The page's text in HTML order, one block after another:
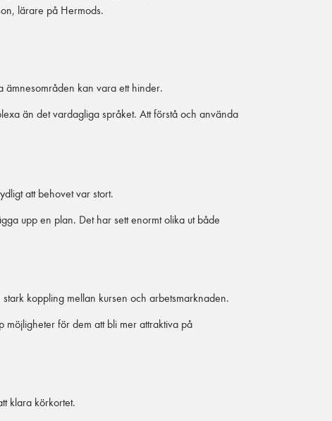
lärare på Hermods.
ämnesområden kan vara ett hinder.
än det vardagliga språket. Att förstå och använda
att behovet var stort.
upp en plan. Det har sett enormt olika ut både
koppling mellan kursen och arbetsmarknaden.
för dem att bli mer attraktiva på
klara körkortet.